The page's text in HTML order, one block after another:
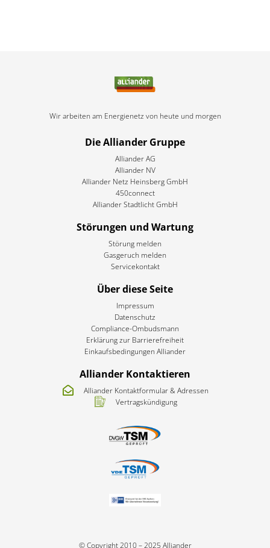
Wir arbeiten am Energienetz von heute und morgen
Die Alliander Gruppe
Alliander AG
Alliander NV
Alliander Netz Heinsberg GmbH
450connect
Alliander Stadtlicht GmbH
Störungen und Wartung
Störung melden
Gasgeruch melden
Servicekontakt
Über diese Seite
Impressum
Datenschutz
Compliance-Ombudsmann
Erklärung zur Barrierefreiheit​
Einkaufsbedingungen Alliander
Alliander Kontaktieren
Alliander Kontaktformular & Adressen
Vertragskündigung
© Copyright 2010 – 2025 Alliander